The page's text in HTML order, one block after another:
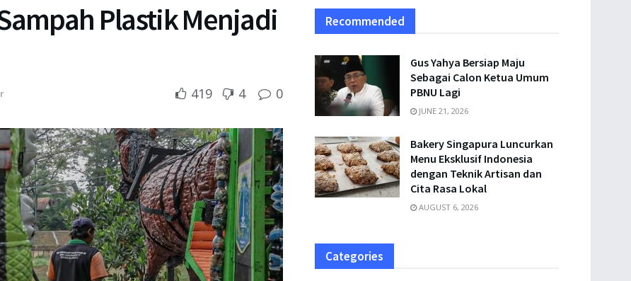
Plastik Menjadi
419 4 0
Recommended
Gus Yahya Bersiap Maju
Sebagai Calon Ketua Umum
PBNU Lagi
JUNE 21, 2026
Bakery Singapura Luncurkan
Menu Eksklusif Indonesia
dengan Teknik Artisan dan
Cita Rasa Lokal
AUGUST 6, 2026
Categories